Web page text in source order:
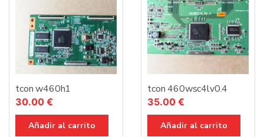
tcon w460h1
30.00 €
Añadir al carrito
tcon 460wsc4lv0.4
35.00 €
Añadir al carrito